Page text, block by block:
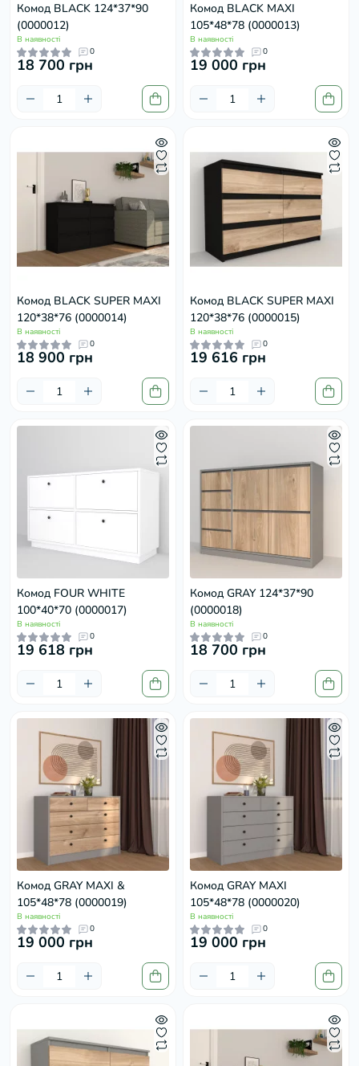
Комод BLACK 124*37*90
(0000012)
В наявності
0
18 700 грн
Комод BLACK MAXI
105*48*78 (0000013)
В наявності
0
19 000 грн
Комод BLACK SUPER MAXI
120*38*76 (0000014)
В наявності
0
18 900 грн
Комод BLACK SUPER MAXI
120*38*76 (0000015)
В наявності
0
19 616 грн
Комод FOUR WHITE
100*40*70 (0000017)
В наявності
0
19 618 грн
Комод GRAY 124*37*90
(0000018)
В наявності
0
18 700 грн
Комод GRAY MAXI &
105*48*78 (0000019)
В наявності
0
19 000 грн
Комод GRAY MAXI
105*48*78 (0000020)
В наявності
0
19 000 грн